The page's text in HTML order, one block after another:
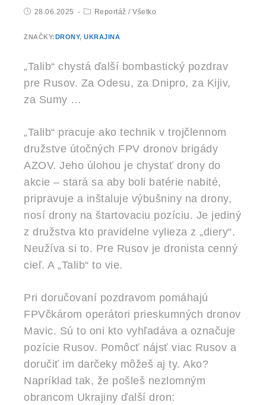
28.06.2025 Reportáž / Všetko
ZNAČKY:DRONY, UKRAJINA
„Talib“ chystá ďalší bombastický pozdrav
pre Rusov. Za Odesu, za Dnipro, za Kijiv,
za Sumy …
„Talib“ pracuje ako technik v trojčlennom
družstve útočných FPV dronov brigády
AZOV. Jeho úlohou je chystať drony do
akcie – stará sa aby boli batérie nabité,
pripravuje a inštaluje výbušniny na drony,
nosí drony na štartovaciu pozíciu. Je jediný
z družstva kto pravidelne vylieza z „diery“.
Neužíva si to. Pre Rusov je dronista cenný
cieľ. A „Talib“ to vie.
Pri doručovaní pozdravom pomáhajú
FPVčkárom operátori prieskumných dronov
Mavic. Sú to oni kto vyhľadáva a označuje
pozície Rusov. Pomôcť nájsť viac Rusov a
doručiť im darčeky môžeš aj ty. Ako?
Napríklad tak, že pošleš nezlomným
obrancom Ukrajiny ďalší dron: